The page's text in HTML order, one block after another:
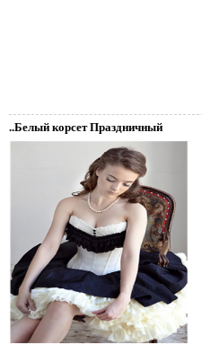
..Белый корсет Праздничный